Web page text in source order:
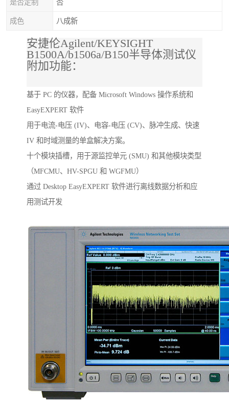
是否定制 否
成色 八成新
安捷伦Agilent/KEYSIGHT
B1500A/b1506a/B150半导体测试仪
附加功能：
基于 PC 的仪器，配备 Microsoft Windows 操作系统和
EasyEXPERT 软件
用于电流-电压 (IV)、电容-电压 (CV)、脉冲生成、快速
IV 和时域测量的单盒解决方案。
十个模块插槽，用于源监控单元 (SMU) 和其他模块类型
（MFCMU、HV-SPGU 和 WGFMU）
通过 Desktop EasyEXPERT 软件进行离线数据分析和应
用测试开发